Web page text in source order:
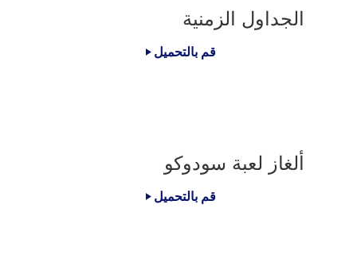
الجداول الزمنية
قم بالتحميل
ألغاز لعبة سودوكو
قم بالتحميل